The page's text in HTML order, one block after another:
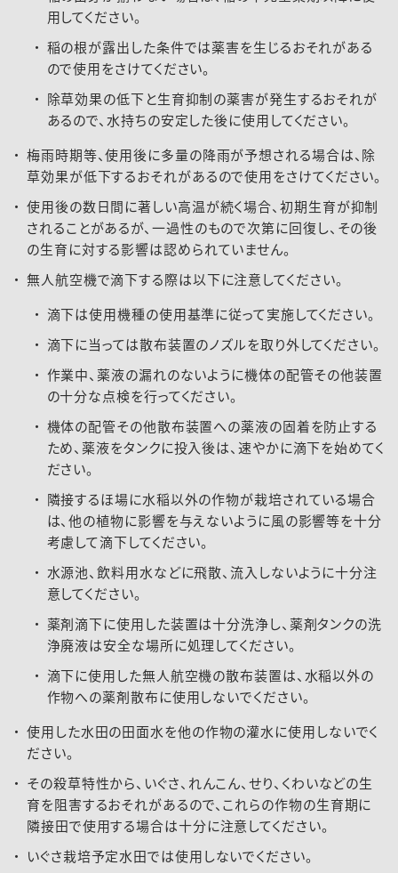
用してください。
稲の根が露出した条件では薬害を生じるおそれがある
ので使用をさけてください。
除草効果の低下と生育抑制の薬害が発生するおそれが
あるので、水持ちの安定した後に使用してください。
梅雨時期等、使用後に多量の降雨が予想される場合は、除
草効果が低下するおそれがあるので使用をさけてください。
使用後の数日間に著しい高温が続く場合、初期生育が抑制
されることがあるが、一過性のもので次第に回復し、その後
の生育に対する影響は認められていません。
無人航空機で滴下する際は以下に注意してください。
滴下は使用機種の使用基準に従って実施してください。
滴下に当っては散布装置のノズルを取り外してください。
作業中、薬液の漏れのないように機体の配管その他装置
の十分な点検を行ってください。
機体の配管その他散布装置への薬液の固着を防止する
ため、薬液をタンクに投入後は、速やかに滴下を始めてく
ださい。
隣接するほ場に水稲以外の作物が栽培されている場合
は、他の植物に影響を与えないように風の影響等を十分
考慮して滴下してください。
水源池、飲料用水などに飛散、流入しないように十分注
意してください。
薬剤滴下に使用した装置は十分洗浄し、薬剤タンクの洗
浄廃液は安全な場所に処理してください。
滴下に使用した無人航空機の散布装置は、水稲以外の
作物への薬剤散布に使用しないでください。
使用した水田の田面水を他の作物の灌水に使用しないでく
ださい。
その殺草特性から、いぐさ、れんこん、せり、くわいなどの生
育を阻害するおそれがあるので、これらの作物の生育期に
隣接田で使用する場合は十分に注意してください。
いぐさ栽培予定水田では使用しないでください。